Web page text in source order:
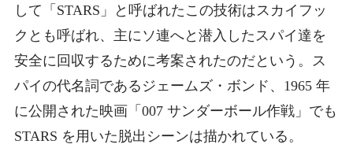
して「STARS」と呼ばれたこの技術はスカイフッ
クとも呼ばれ、主にソ連へと潜入したスパイ達を
安全に回収するために考案されたのだという。ス
パイの代名詞であるジェームズ・ボンド、1965 年
に公開された映画「007 サンダーボール作戦」でも
STARS を用いた脱出シーンは描かれている。